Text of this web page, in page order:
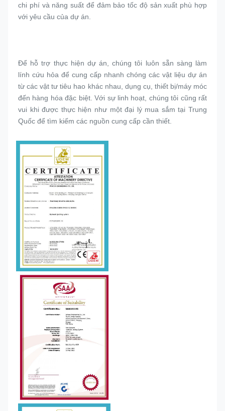
chi phí và năng suất để đảm bảo tốc độ sản xuất phù hợp
với yêu cầu của dự án.
Để hỗ trợ thực hiện dự án, chúng tôi luôn sẵn sàng làm
lính cứu hỏa để cung cấp nhanh chóng các vật liệu dự án
từ các vật tư tiêu hao khác nhau, dụng cụ, thiết bị/máy móc
đến hàng hóa đặc biệt. Với sự linh hoạt, chúng tôi cũng rất
vui khi được thực hiện như một đại lý mua sắm tại Trung
Quốc để tìm kiếm các nguồn cung cấp cần thiết.